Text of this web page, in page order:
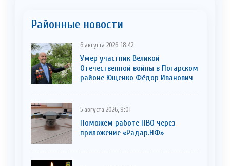
Районные новости
6 августа 2026, 18:42
Умер участник Великой
Отечественной войны в Погарском
районе Ющенко Фёдор Иванович
5 августа 2026, 9:01
Поможем работе ПВО через
приложение «Радар.НФ»